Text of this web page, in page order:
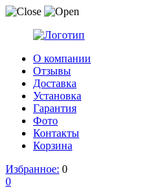
О компании
Отзывы
Доставка
Установка
Гарантия
Фото
Контакты
Корзина
Избранное: 0
0